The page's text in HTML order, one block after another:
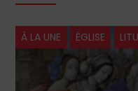
À LA UNE ÉGLISE